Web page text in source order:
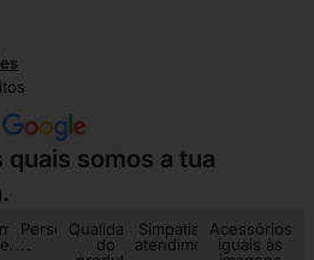
somos a tua
Personalização
Qualidade
do
Simpatia no
atendimento
Acessórios
iguais às